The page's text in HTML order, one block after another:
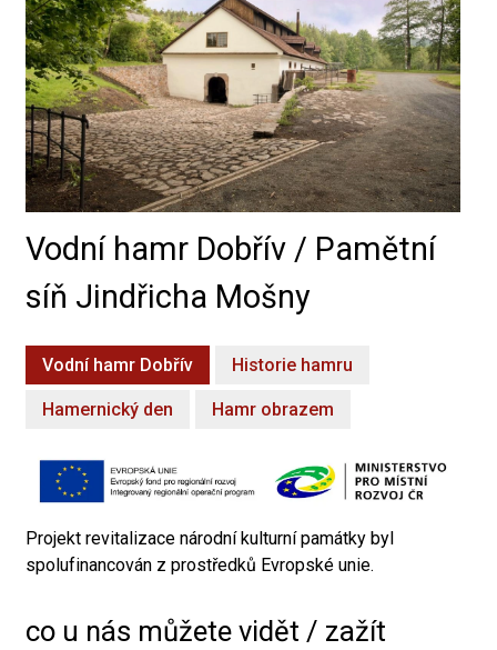
Vodní hamr Dobřív / Pamětní
síň Jindřicha Mošny
Vodní hamr Dobřív Historie hamru
Hamernický den Hamr obrazem
Projekt revitalizace národní kulturní památky byl
spolufinancován z prostředků Evropské unie.
co u nás můžete vidět / zažít